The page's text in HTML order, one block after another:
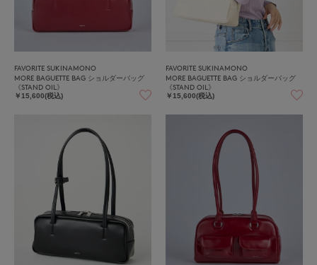
FAVORITE SUKINAMONO
MORE BAGUETTE BAG ショルダーバッグ
《STAND OIL》
￥15,600(税込)
FAVORITE SUKINAMONO
MORE BAGUETTE BAG ショルダーバッグ
《STAND OIL》
￥15,600(税込)